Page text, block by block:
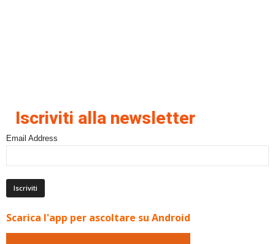
Iscriviti alla newsletter
Email Address
Scarica l'app per ascoltare su Android